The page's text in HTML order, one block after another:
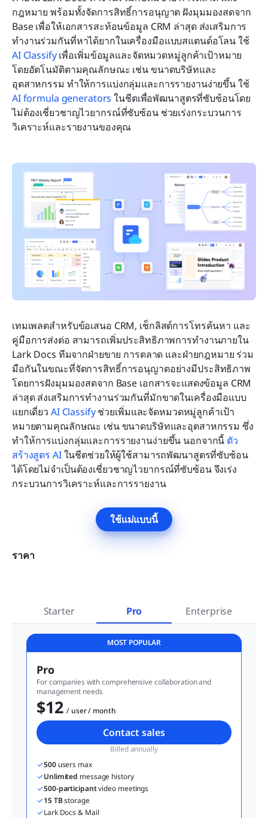
กฎหมาย พร้อมทั้งจัดการสิทธิ์การอนุญาต ฝังมุมมองสดจาก
Base เพื่อให้เอกสารสะท้อนข้อมูล CRM ล่าสุด ส่งเสริมการ
ทำงานร่วมกันที่หาได้ยากในเครื่องมือแบบสแตนด์อโลน ใช้
AI Classify เพื่อเพิ่มข้อมูลและจัดหมวดหมู่ลูกค้าเป้าหมาย
โดยอัตโนมัติตามคุณลักษณะ เช่น ขนาดบริษัทและ
อุตสาหกรรม ทำให้การแบ่งกลุ่มและการรายงานง่ายขึ้น ใช้
AI formula generators ในชีตเพื่อพัฒนาสูตรที่ซับซ้อนโดย
ไม่ต้องเชี่ยวชาญไวยากรณ์ที่ซับซ้อน ช่วยเร่งกระบวนการ
วิเคราะห์และรายงานของคุณ
เทมเพลตสำหรับข้อเสนอ CRM, เช็กลิสต์การโทรค้นหา และ
คู่มือการส่งต่อ สามารถเพิ่มประสิทธิภาพการทำงานภายใน
Lark Docs ทีมจากฝ่ายขาย การตลาด และฝ่ายกฎหมาย ร่วม
มือกันในขณะที่จัดการสิทธิ์การอนุญาตอย่างมีประสิทธิภาพ
โดยการฝังมุมมองสดจาก Base เอกสารจะแสดงข้อมูล CRM
ล่าสุด ส่งเสริมการทำงานร่วมกันที่มักขาดในเครื่องมือแบบ
แยกเดี่ยว AI Classify ช่วยเพิ่มและจัดหมวดหมู่ลูกค้าเป้า
หมายตามคุณลักษณะ เช่น ขนาดบริษัทและอุตสาหกรรม ซึ่ง
ทำให้การแบ่งกลุ่มและการรายงานง่ายขึ้น นอกจากนี้ ตัว
สร้างสูตร AI ในชีตช่วยให้ผู้ใช้สามารถพัฒนาสูตรที่ซับซ้อน
ได้โดยไม่จำเป็นต้องเชี่ยวชาญไวยากรณ์ที่ซับซ้อน จึงเร่ง
กระบวนการวิเคราะห์และการรายงาน
ใช้แม่แบบนี้
ราคา
Starter Pro Enterprise
MOST POPULAR
Pro
For companies with comprehensive collaboration and
management needs
$12
  / user / month
Contact sales
Billed annually
500 users max
Unlimited message history
500-participant video meetings
15 TB storage
Lark Docs & Mail